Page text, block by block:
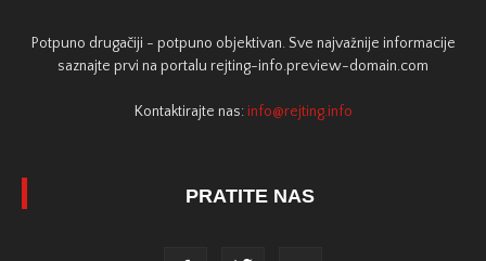
Potpuno drugačiji - potpuno objektivan. Sve najvažnije informacije
saznajte prvi na portalu rejting-info.preview-domain.com
Kontaktirajte nas: info@rejting.info
PRATITE NAS